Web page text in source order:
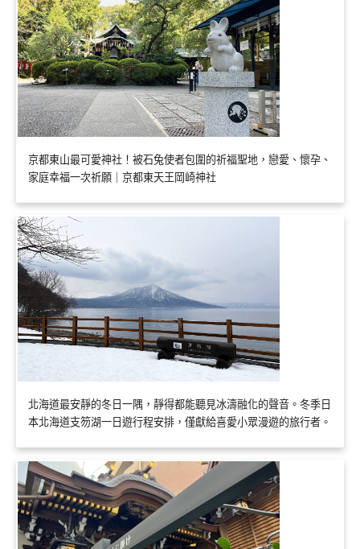
京都東山最可愛神社！被石兔使者包圍的祈福聖地，戀愛、懷孕、
家庭幸福一次祈願｜京都東天王岡崎神社
北海道最安靜的冬日一隅，靜得都能聽見冰濤融化的聲音。冬季日
本北海道支笏湖一日遊行程安排，僅獻給喜愛小眾漫遊的旅行者。